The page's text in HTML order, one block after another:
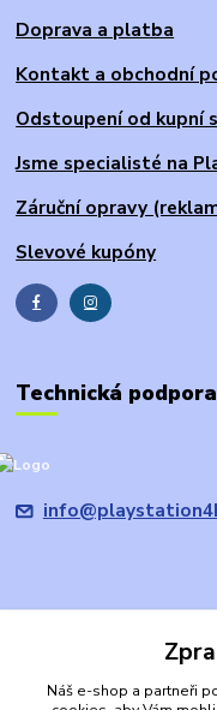
Doprava a platba
Kontakt a obchodní
Odstoupení od kupní
Jsme specialisté na
Záruční opravy
Slevové kupóny
Technická
Náš e-shop a partneři